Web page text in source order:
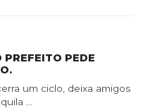
PREFEITO PEDE
um ciclo, deixa amigos
...